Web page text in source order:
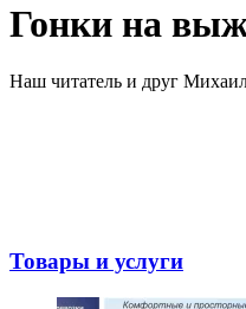
Гонки на
Наш читатель и друг
Товары и услуги